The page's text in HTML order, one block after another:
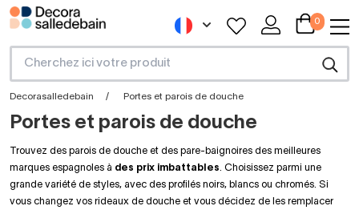
0
Decorasalledebain Portes et parois de douche
Portes et parois de douche
Trouvez des parois de douche et des pare-baignoires des meilleures
marques espagnoles à des prix imbattables. Choisissez parmi une
grande variété de styles, avec des profilés noirs, blancs ou chromés. Si
vous changez vos rideaux de douche et vous décidez de les remplacer